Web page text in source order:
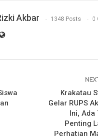
Akbar 1348 Posts 0
Krakatau
Gelar RUPS
Ini,
Penting
Perhatian